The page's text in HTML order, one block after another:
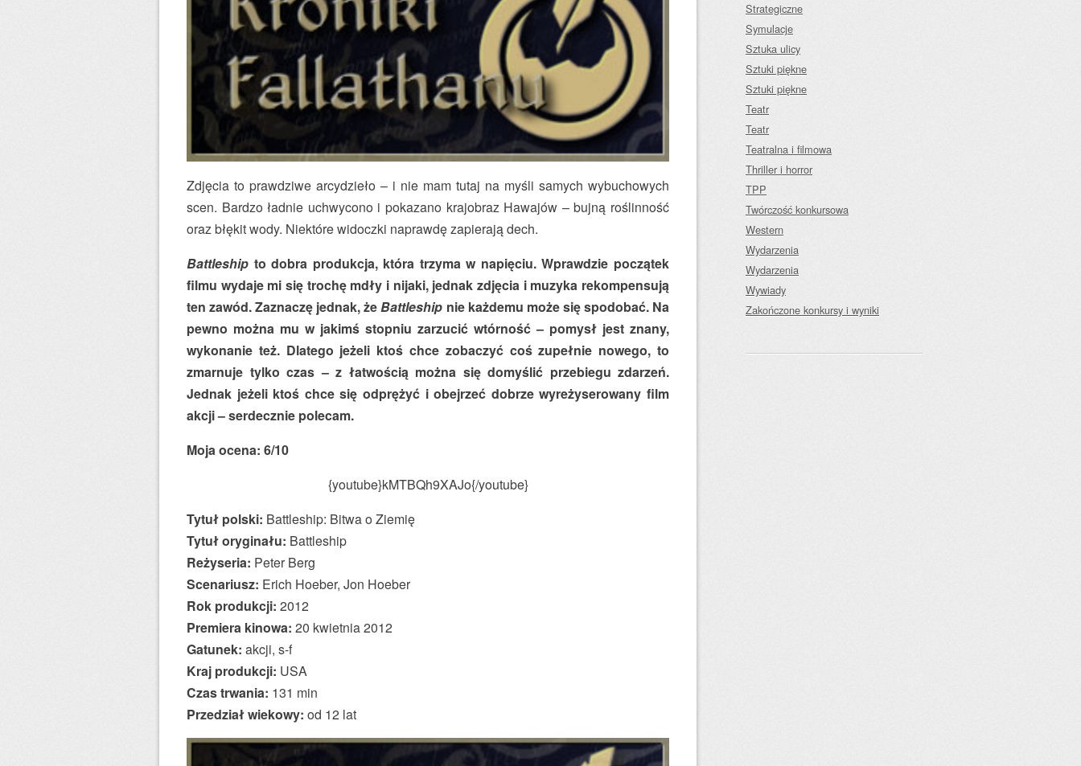
Zdjęcia to prawdziwe arcydzieło – i nie mam tutaj na myśli samych wybuchowych
scen. Bardzo ładnie uchwycono i pokazano krajobraz Hawajów – bujną roślinność
oraz błękit wody. Niektóre widoczki naprawdę zapierają dech.
Battleship to dobra produkcja, która trzyma w napięciu. Wprawdzie początek
filmu wydaje mi się trochę mdły i nijaki, jednak zdjęcia i muzyka rekompensują
ten zawód. Zaznaczę jednak, żeBattleship nie każdemu może się spodobać. Na
pewno można mu w jakimś stopniu zarzucić wtórność – pomysł jest znany,
wykonanie też. Dlatego jeżeli ktoś chce zobaczyć coś zupełnie nowego, to
zmarnuje tylko czas – z łatwością można się domyślić przebiegu zdarzeń.
Jednak jeżeli ktoś chce się odprężyć i obejrzeć dobrze wyreżyserowany film
akcji – serdecznie polecam.
Moja ocena: 6/10
{youtube}kMTBQh9XAJo{/youtube}
Tytuł polski: Battleship: Bitwa o Ziemię
Tytuł oryginału: Battleship
Reżyseria: Peter Berg
Scenariusz: Erich Hoeber, Jon Hoeber
Rok produkcji: 2012
Premiera kinowa: 20 kwietnia 2012
Gatunek: akcji, s-f
Kraj produkcji: USA
Czas trwania: 131 min
Przedział wiekowy: od 12 lat
Strategiczne
Symulacje
Sztuka ulicy
Sztuki piękne
Sztuki piękne
Teatr
Teatr
Teatralna i filmowa
Thriller i horror
TPP
Twórczość konkursowa
Western
Wydarzenia
Wydarzenia
Wywiady
Zakończone konkursy i wyniki